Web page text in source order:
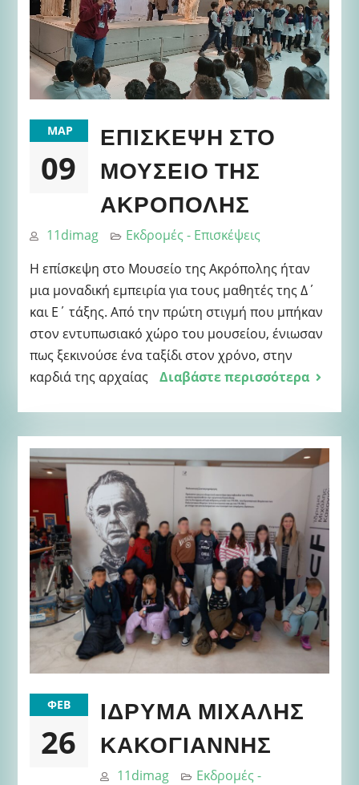
ΜΑΡ
09
ΕΠΊΣΚΕΨΗ ΣΤΟ
ΜΟΥΣΕΊΟ ΤΗΣ
ΑΚΡΌΠΟΛΗΣ
11dimag
Εκδρομές - Επισκέψεις
Η επίσκεψη στο Μουσείο της Ακρόπολης ήταν
μια μοναδική εμπειρία για τους μαθητές της Δ΄
και Ε΄ τάξης. Από την πρώτη στιγμή που μπήκαν
στον εντυπωσιακό χώρο του μουσείου, ένιωσαν
πως ξεκινούσε ένα ταξίδι στον χρόνο, στην
καρδιά της αρχαίας
Διαβάστε περισσότερα
ΦΕΒ
26
ΙΔΡΥΜΑ ΜΙΧΑΛΗΣ
ΚΑΚΟΓΙΑΝΝΗΣ
11dimag
Εκδρομές -